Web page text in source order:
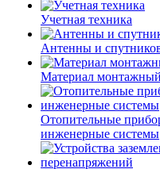
Учетная техника
Антенны и
Материал монтажный
Отопительные
инженерные системы